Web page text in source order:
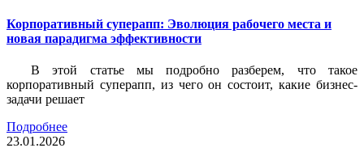
Корпоративный суперапп: Эволюция рабочего места и
новая парадигма эффективности
В этой статье мы подробно разберем, что такое
корпоративный суперапп, из чего он состоит, какие бизнес-
задачи решает
Подробнее
23.01.2026